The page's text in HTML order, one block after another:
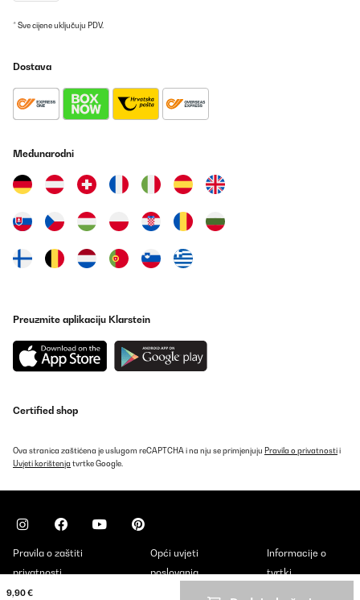
9,90 €
* Sve cijene uključuju PDV.
Dostava
Međunarodni
Preuzmite aplikaciju Klarstein
Certified shop
Ova stranica zaštićena je uslugom reCAPTCHA i na nju se primjenjuju Pravila o privatnostii
Uvjeti korištenja tvrtke Google.
Pravila o zaštiti
privatnosti
Opći uvjeti
poslovanja
Informacije o
tvrtki